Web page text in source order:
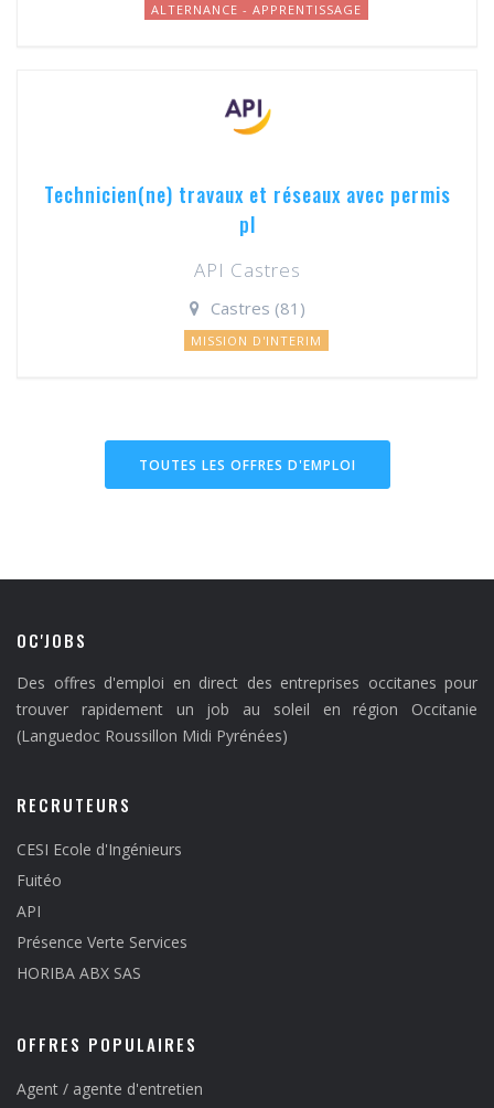
ALTERNANCE - APPRENTISSAGE
Technicien(ne) travaux et réseaux avec permis
pl
API Castres
Castres (81)
MISSION D'INTERIM
TOUTES LES OFFRES D'EMPLOI
OC'JOBS
Des offres d'emploi en direct des entreprises occitanes pour
trouver rapidement un job au soleil en région Occitanie
(Languedoc Roussillon Midi Pyrénées)
RECRUTEURS
CESI Ecole d'Ingénieurs
Fuitéo
API
Présence Verte Services
HORIBA ABX SAS
OFFRES POPULAIRES
Agent / agente d'entretien